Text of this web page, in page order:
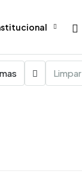
Limpar